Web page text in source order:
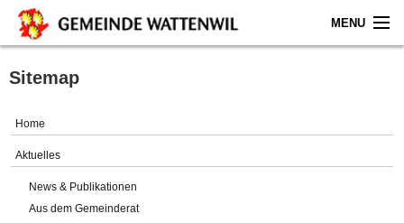
MENU
Home
Gemeinde
Sitemap
Home
Aktuelles
News & Publikationen
Aus dem Gemeinderat